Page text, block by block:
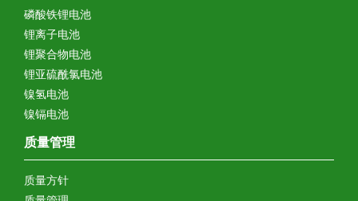
磷酸铁锂电池
锂离子电池
锂聚合物电池
锂亚硫酰氯电池
镍氢电池
镍镉电池
质量管理
质量方针